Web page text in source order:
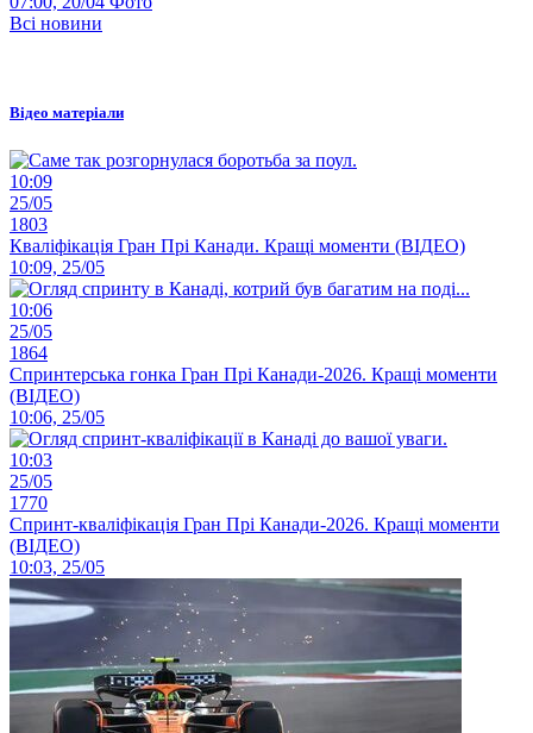
Всі новини
Відео матеріали
10:09
25/05
1803
Кваліфікація Гран Прі Канади. Кращі моменти (ВІДЕО)
10:09, 25/05
10:06
25/05
1864
Спринтерська гонка Гран Прі Канади-2026. Кращі моменти
(ВІДЕО)
10:06, 25/05
10:03
25/05
1770
Спринт-кваліфікація Гран Прі Канади-2026. Кращі моменти
(ВІДЕО)
10:03, 25/05